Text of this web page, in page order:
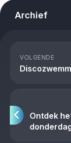
Archief
VOLGENDE
Ontdek